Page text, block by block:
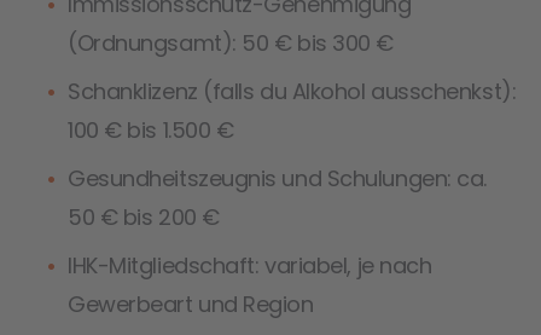
(Ordnungsamt): 50 € bis 300 €
Schanklizenz (falls du Alkohol ausschenkst):
100 € bis 1.500 €
Gesundheitszeugnis und Schulungen: ca.
50 € bis 200 €
IHK-Mitgliedschaft: variabel, je nach
Gewerbeart und Region